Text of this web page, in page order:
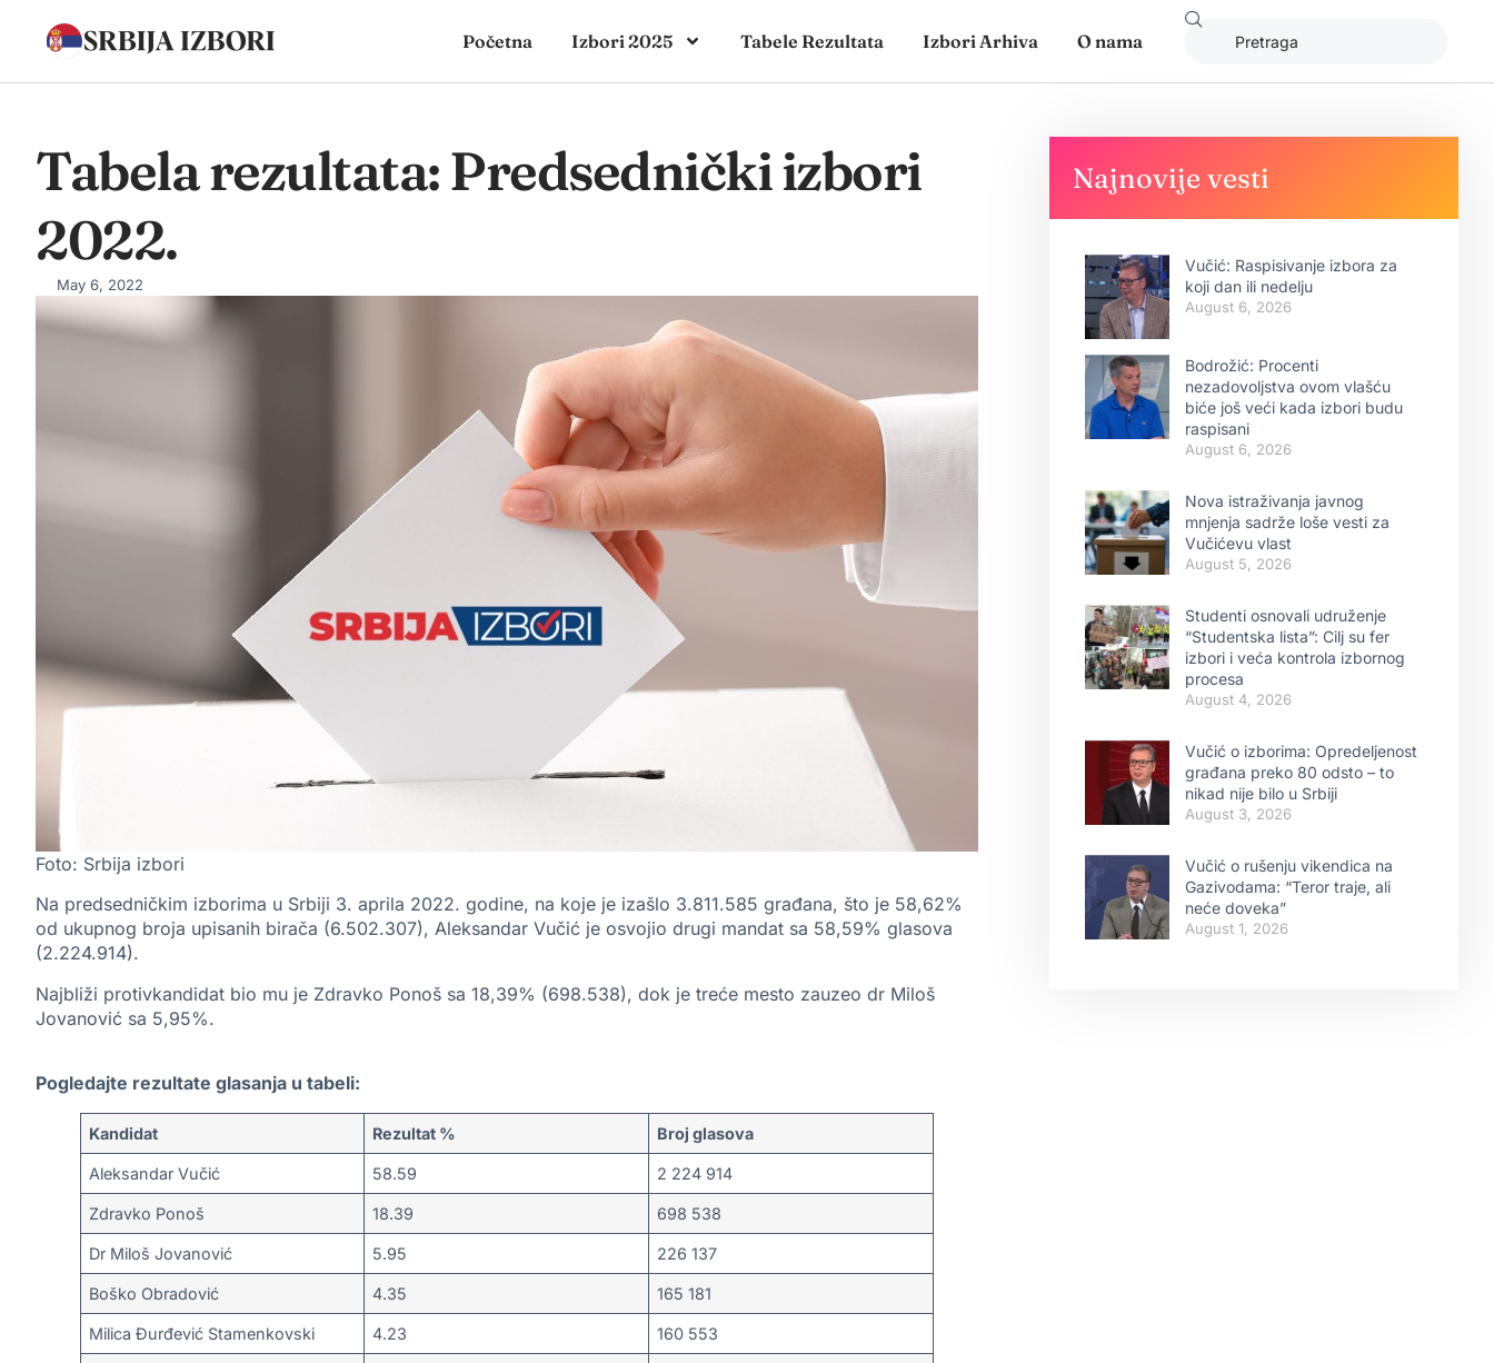
Početna Izbori 2025 Tabele Rezultata Izbori Arhiva O nama
Tabela rezultata: Predsednički izbori
2022.
May 6, 2022
Foto: Srbija izbori
Na predsedničkim izborima u Srbiji 3. aprila 2022. godine, na koje je izašlo 3.811.585 građana, što je 58,62%
od ukupnog broja upisanih birača (6.502.307), Aleksandar Vučić je osvojio drugi mandat sa 58,59% glasova
(2.224.914).
Najbliži protivkandidat bio mu je Zdravko Ponoš sa 18,39% (698.538), dok je treće mesto zauzeo dr Miloš
Jovanović sa 5,95%.
Pogledajte rezultate glasanja u tabeli:
Kandidat Rezultat % Broj glasova
Aleksandar Vučić 58.59 2 224 914
Zdravko Ponoš 18.39 698 538
Dr Miloš Jovanović 5.95 226 137
Boško Obradović 4.35 165 181
Milica Đurđević Stamenkovski 4.23 160 553
Najnovije vesti
Vučić: Raspisivanje izbora za
koji dan ili nedelju
August 6, 2026
Bodrožić: Procenti
nezadovoljstva ovom vlašću
biće još veći kada izbori budu
raspisani
August 6, 2026
Nova istraživanja javnog
mnjenja sadrže loše vesti za
Vučićevu vlast
August 5, 2026
Studenti osnovali udruženje
“Studentska lista”: Cilj su fer
izbori i veća kontrola izbornog
procesa
August 4, 2026
Vučić o izborima: Opredeljenost
građana preko 80 odsto – to
nikad nije bilo u Srbiji
August 3, 2026
Vučić o rušenju vikendica na
Gazivodama: “Teror traje, ali
neće doveka”
August 1, 2026